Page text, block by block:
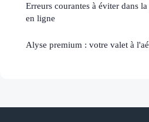
Erreurs courantes à éviter dans
en ligne
Alyse premium : votre valet à